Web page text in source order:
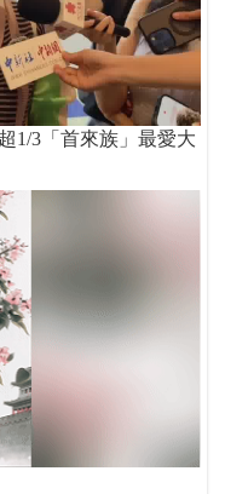
1/3「首來族」最愛大